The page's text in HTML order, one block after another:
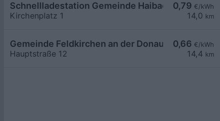
0,79 €/kWh
14,0 km
Schnellladestation Gemeinde Haibach o. d.
Kirchenplatz 1
0,66 €/kWh
14,4 km
Gemeinde Feldkirchen an der Donau
Hauptstraße 12